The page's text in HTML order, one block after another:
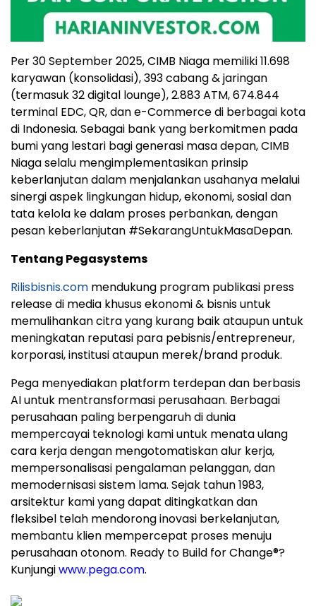
Per 30 September 2025, CIMB Niaga memiliki 11.698
karyawan (konsolidasi), 393 cabang & jaringan
(termasuk 32 digital lounge), 2.883 ATM, 674.844
terminal EDC, QR, dan e-Commerce di berbagai kota
di Indonesia. Sebagai bank yang berkomitmen pada
bumi yang lestari bagi generasi masa depan, CIMB
Niaga selalu mengimplementasikan prinsip
keberlanjutan dalam menjalankan usahanya melalui
sinergi aspek lingkungan hidup, ekonomi, sosial dan
tata kelola ke dalam proses perbankan, dengan
pesan keberlanjutan #SekarangUntukMasaDepan.
Tentang Pegasystems
Rilisbisnis.com mendukung program publikasi press
release di media khusus ekonomi & bisnis untuk
memulihankan citra yang kurang baik ataupun untuk
meningkatan reputasi para pebisnis/entrepreneur,
korporasi, institusi ataupun merek/brand produk.
Pega menyediakan platform terdepan dan berbasis
AI untuk mentransformasi perusahaan. Berbagai
perusahaan paling berpengaruh di dunia
mempercayai teknologi kami untuk menata ulang
cara kerja dengan mengotomatiskan alur kerja,
mempersonalisasi pengalaman pelanggan, dan
memodernisasi sistem lama. Sejak tahun 1983,
arsitektur kami yang dapat ditingkatkan dan
fleksibel telah mendorong inovasi berkelanjutan,
membantu klien mempercepat proses menuju
perusahaan otonom. Ready to Build for Change®?
Kunjungiwww.pega.com.